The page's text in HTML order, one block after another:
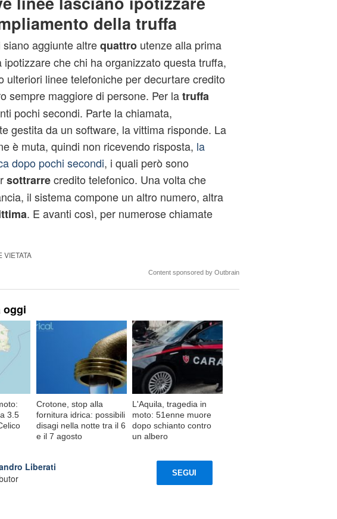
della truffa
aggiunte altrequattroutenze alla prima
ipotizzare che chi ha organizzato questa truffa,
ulteriori linee telefoniche per decurtare credito
sempre maggiore di persone. Per latruffa
pochi secondi. Parte la chiamata,
gestita da un software, la vittima risponde. La
è muta, quindi non ricevendo risposta, la
dopo pochi secondi, i quali però sono
sottrarrecredito telefonico. Una volta che
il sistema compone un altro numero, altra
. E avanti così, per numerose chiamate
Content sponsored by Outbrain
oggi
3.5
Crotone, stop alla
fornitura idrica: possibili
disagi nella notte tra il 6
e il 7 agosto
L'Aquila, tragedia in
moto: 51enne muore
dopo schianto contro
un albero
Liberati
SEGUI